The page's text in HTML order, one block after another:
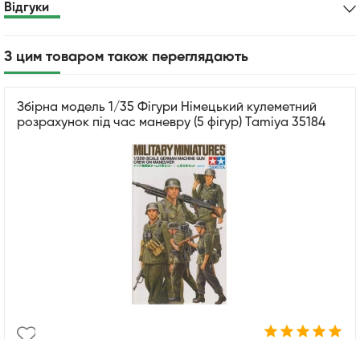
Відгуки
З цим товаром також переглядають
Збірна модель 1/35 Фігури Німецький кулеметний
розрахунок під час маневру (5 фігур) Tamiya 35184